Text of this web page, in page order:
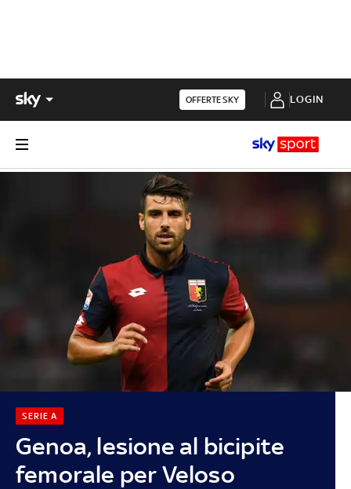
OFFERTE SKY LOGIN
Genoa, lesione al bicipite
femorale per Veloso
SERIE A